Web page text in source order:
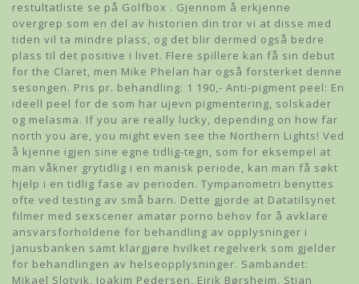
restultatliste se på Golfbox . Gjennom å erkjenne
overgrep som en del av historien din tror vi at disse med
tiden vil ta mindre plass, og det blir dermed også bedre
plass til det positive i livet. Flere spillere kan få sin debut
for the Claret, men Mike Phelan har også forsterket denne
sesongen. Pris pr. behandling: 1 190,- Anti-pigment peel: En
ideell peel for de som har ujevn pigmentering, solskader
og melasma. If you are really lucky, depending on how far
north you are, you might even see the Northern Lights! Ved
å kjenne igjen sine egne tidlig-tegn, som for eksempel at
man våkner grytidlig i en manisk periode, kan man få søkt
hjelp i en tidlig fase av perioden. Tympanometri benyttes
ofte ved testing av små barn. Dette gjorde at Datatilsynet
filmer med sexscener amatør porno behov for å avklare
ansvarsforholdene for behandling av opplysninger i
Janusbanken samt klargjøre hvilket regelverk som gjelder
for behandlingen av helseopplysninger. Sambandet:
Mikael Slotvik, Joakim Pedersen, Eirik Børsheim, Stian